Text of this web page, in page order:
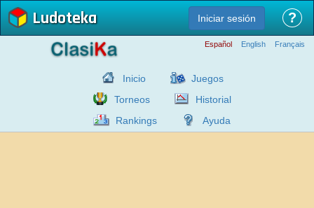
Ludoteka Iniciar sesión ?
Español English Français
Inicio
Juegos
Torneos
Historial
Rankings
Ayuda